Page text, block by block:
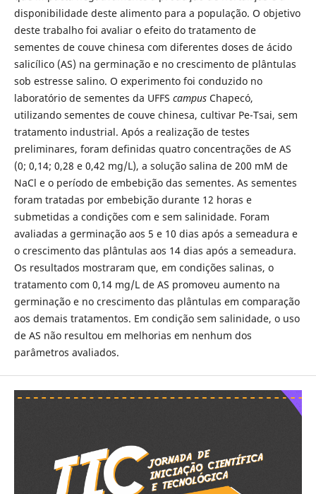
disponibilidade deste alimento para a população. O objetivo
deste trabalho foi avaliar o efeito do tratamento de
sementes de couve chinesa com diferentes doses de ácido
salicílico (AS) na germinação e no crescimento de plântulas
sob estresse salino. O experimento foi conduzido no
laboratório de sementes da UFFS campus Chapecó,
utilizando sementes de couve chinesa, cultivar Pe-Tsai, sem
tratamento industrial. Após a realização de testes
preliminares, foram definidas quatro concentrações de AS
(0; 0,14; 0,28 e 0,42 mg/L), a solução salina de 200 mM de
NaCl e o período de embebição das sementes. As sementes
foram tratadas por embebição durante 12 horas e
submetidas a condições com e sem salinidade. Foram
avaliadas a germinação aos 5 e 10 dias após a semeadura e
o crescimento das plântulas aos 14 dias após a semeadura.
Os resultados mostraram que, em condições salinas, o
tratamento com 0,14 mg/L de AS promoveu aumento na
germinação e no crescimento das plântulas em comparação
aos demais tratamentos. Em condição sem salinidade, o uso
de AS não resultou em melhorias em nenhum dos
parâmetros avaliados.